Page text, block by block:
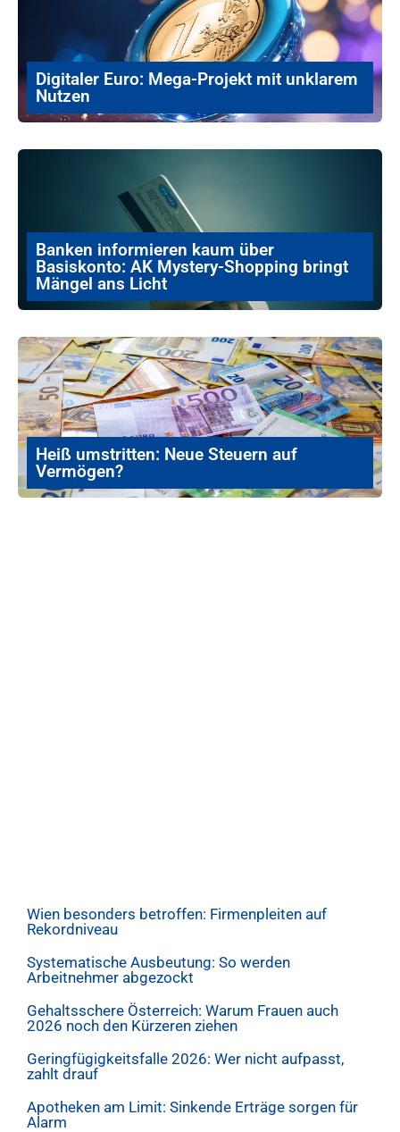
Digitaler Euro: Mega-Projekt mit unklarem
Nutzen
Banken informieren kaum über
Basiskonto: AK Mystery-Shopping bringt
Mängel ans Licht
Heiß umstritten: Neue Steuern auf
Vermögen?
Wien besonders betroffen: Firmenpleiten auf
Rekordniveau
Systematische Ausbeutung: So werden
Arbeitnehmer abgezockt
Gehaltsschere Österreich: Warum Frauen auch
2026 noch den Kürzeren ziehen
Geringfügigkeitsfalle 2026: Wer nicht aufpasst,
zahlt drauf
Apotheken am Limit: Sinkende Erträge sorgen für
Alarm